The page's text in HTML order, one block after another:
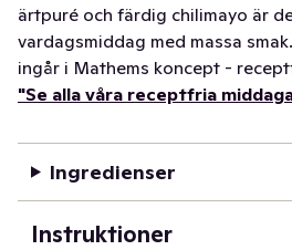
ärtpuré och färdig chilimayo är
vardagsmiddag med massa
ingår i Mathems koncept -
"Se alla våra receptfria
Ingredienser
Instruktioner